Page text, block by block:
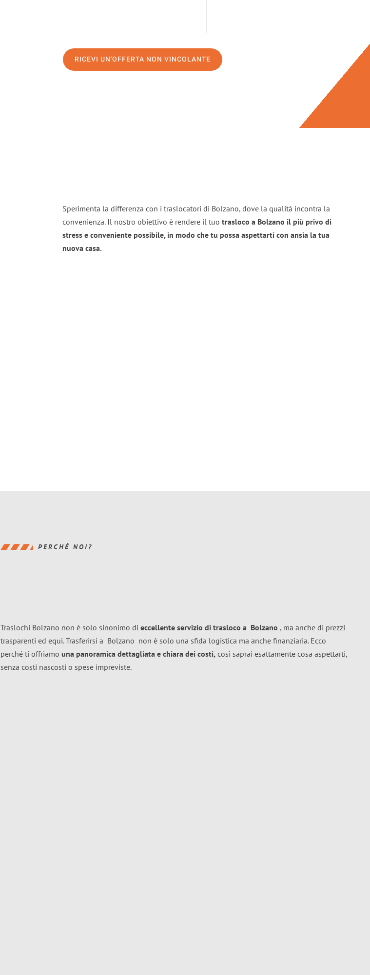
RICEVI UN'OFFERTA NON VINCOLANTE
Sperimenta la differenza con i traslocatori di Bolzano, dove la qualità incontra la
convenienza. Il nostro obiettivo è rendere il tuo trasloco a Bolzano il più privo di
stress e conveniente possibile, in modo che tu possa aspettarti con ansia la tua
nuova casa.
PERCHÉ NOI?
Traslochi Bolzano non è solo sinonimo di eccellente servizio di trasloco a Bolzano , ma anche di prezzi
trasparenti ed equi. Trasferirsi a Bolzano non è solo una sfida logistica ma anche finanziaria. Ecco
perché ti offriamo una panoramica dettagliata e chiara dei costi, così saprai esattamente cosa aspettarti,
senza costi nascosti o spese impreviste.